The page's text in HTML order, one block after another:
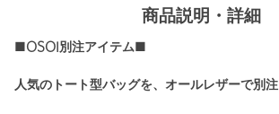
商品説明・詳細
■OSOI別注アイテム■
人気のトート型バッグを、オールレザーで別注